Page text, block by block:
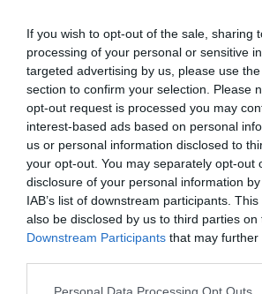
If you wish to opt-out of the sale, sharing
processing of your personal or sensitive
targeted advertising by us, please use
section to confirm your selection. Please
opt-out request is processed you may
interest-based ads based on personal
us or personal information disclosed to
your opt-out. You may separately opt-out
disclosure of your personal information
IAB’s list of downstream participants.
also be disclosed by us to third parties on
Downstream Participants that may
Personal Data Processing Opt Outs
Η ελληνική
παρουσία της
documenta 14
H
στη